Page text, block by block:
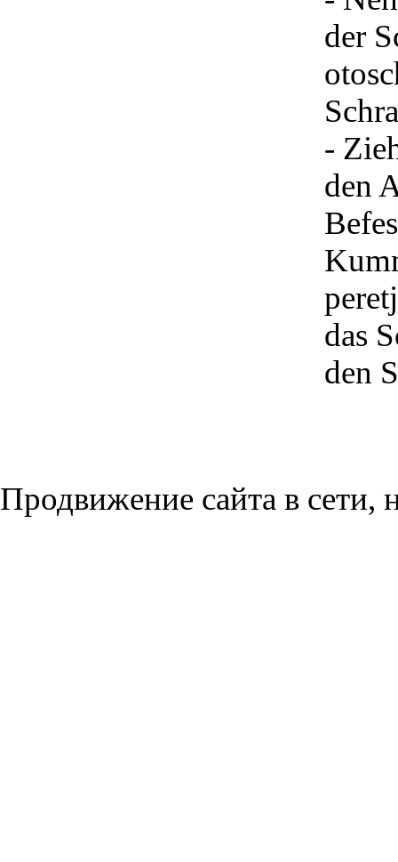
der
-
den
das
den
Продвижение сайта в сети,